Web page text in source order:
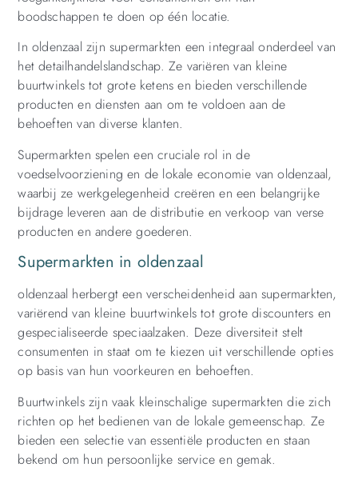
boodschappen te doen op één locatie.
In oldenzaal zijn supermarkten een integraal onderdeel van
het detailhandelslandschap. Ze variëren van kleine
buurtwinkels tot grote ketens en bieden verschillende
producten en diensten aan om te voldoen aan de
behoeften van diverse klanten.
Supermarkten spelen een cruciale rol in de
voedselvoorziening en de lokale economie van oldenzaal,
waarbij ze werkgelegenheid creëren en een belangrijke
bijdrage leveren aan de distributie en verkoop van verse
producten en andere goederen.
Supermarkten in oldenzaal
oldenzaal herbergt een verscheidenheid aan supermarkten,
variërend van kleine buurtwinkels tot grote discounters en
gespecialiseerde speciaalzaken. Deze diversiteit stelt
consumenten in staat om te kiezen uit verschillende opties
op basis van hun voorkeuren en behoeften.
Buurtwinkels zijn vaak kleinschalige supermarkten die zich
richten op het bedienen van de lokale gemeenschap. Ze
bieden een selectie van essentiële producten en staan
bekend om hun persoonlijke service en gemak.